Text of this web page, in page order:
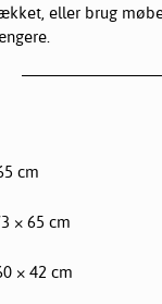
eller brug
cm
× 65 cm
× 42 cm